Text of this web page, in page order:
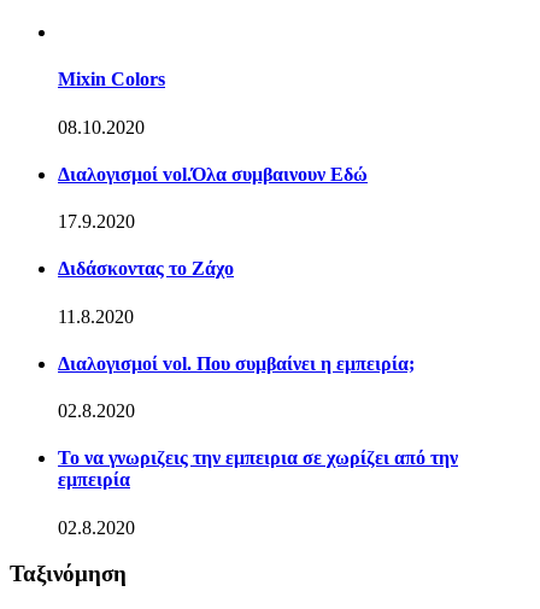
Mixin Colors
08.10.2020
Διαλογισμοί vol.Όλα συμβαινουν Εδώ
17.9.2020
Διδάσκοντας το Ζάχο
11.8.2020
Διαλογισμοί vol. Που συμβαίνει η εμπειρία;
02.8.2020
Το να γνωριζεις την εμπειρια σε χωρίζει από την
εμπειρία
02.8.2020
Ταξινόμηση